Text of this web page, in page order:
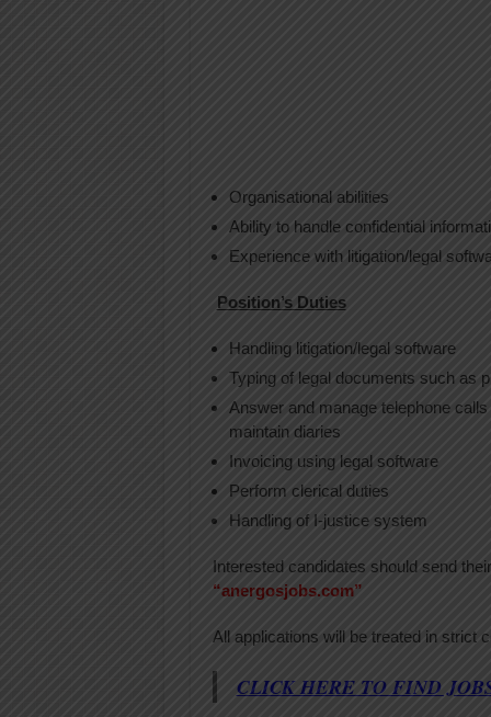
Organisational abilities
Ability to handle confidential
Experience with litigation/legal
Position’s Duties
Handling litigation/legal software
Typing of legal documents such as
Answer and manage telephone
maintain diaries
Invoicing using legal software
Perform clerical duties
Handling of I-justice system
Interested candidates should send
“anergosjobs.com”
All applications will be treated in strict
CLICK HERE TO FIND